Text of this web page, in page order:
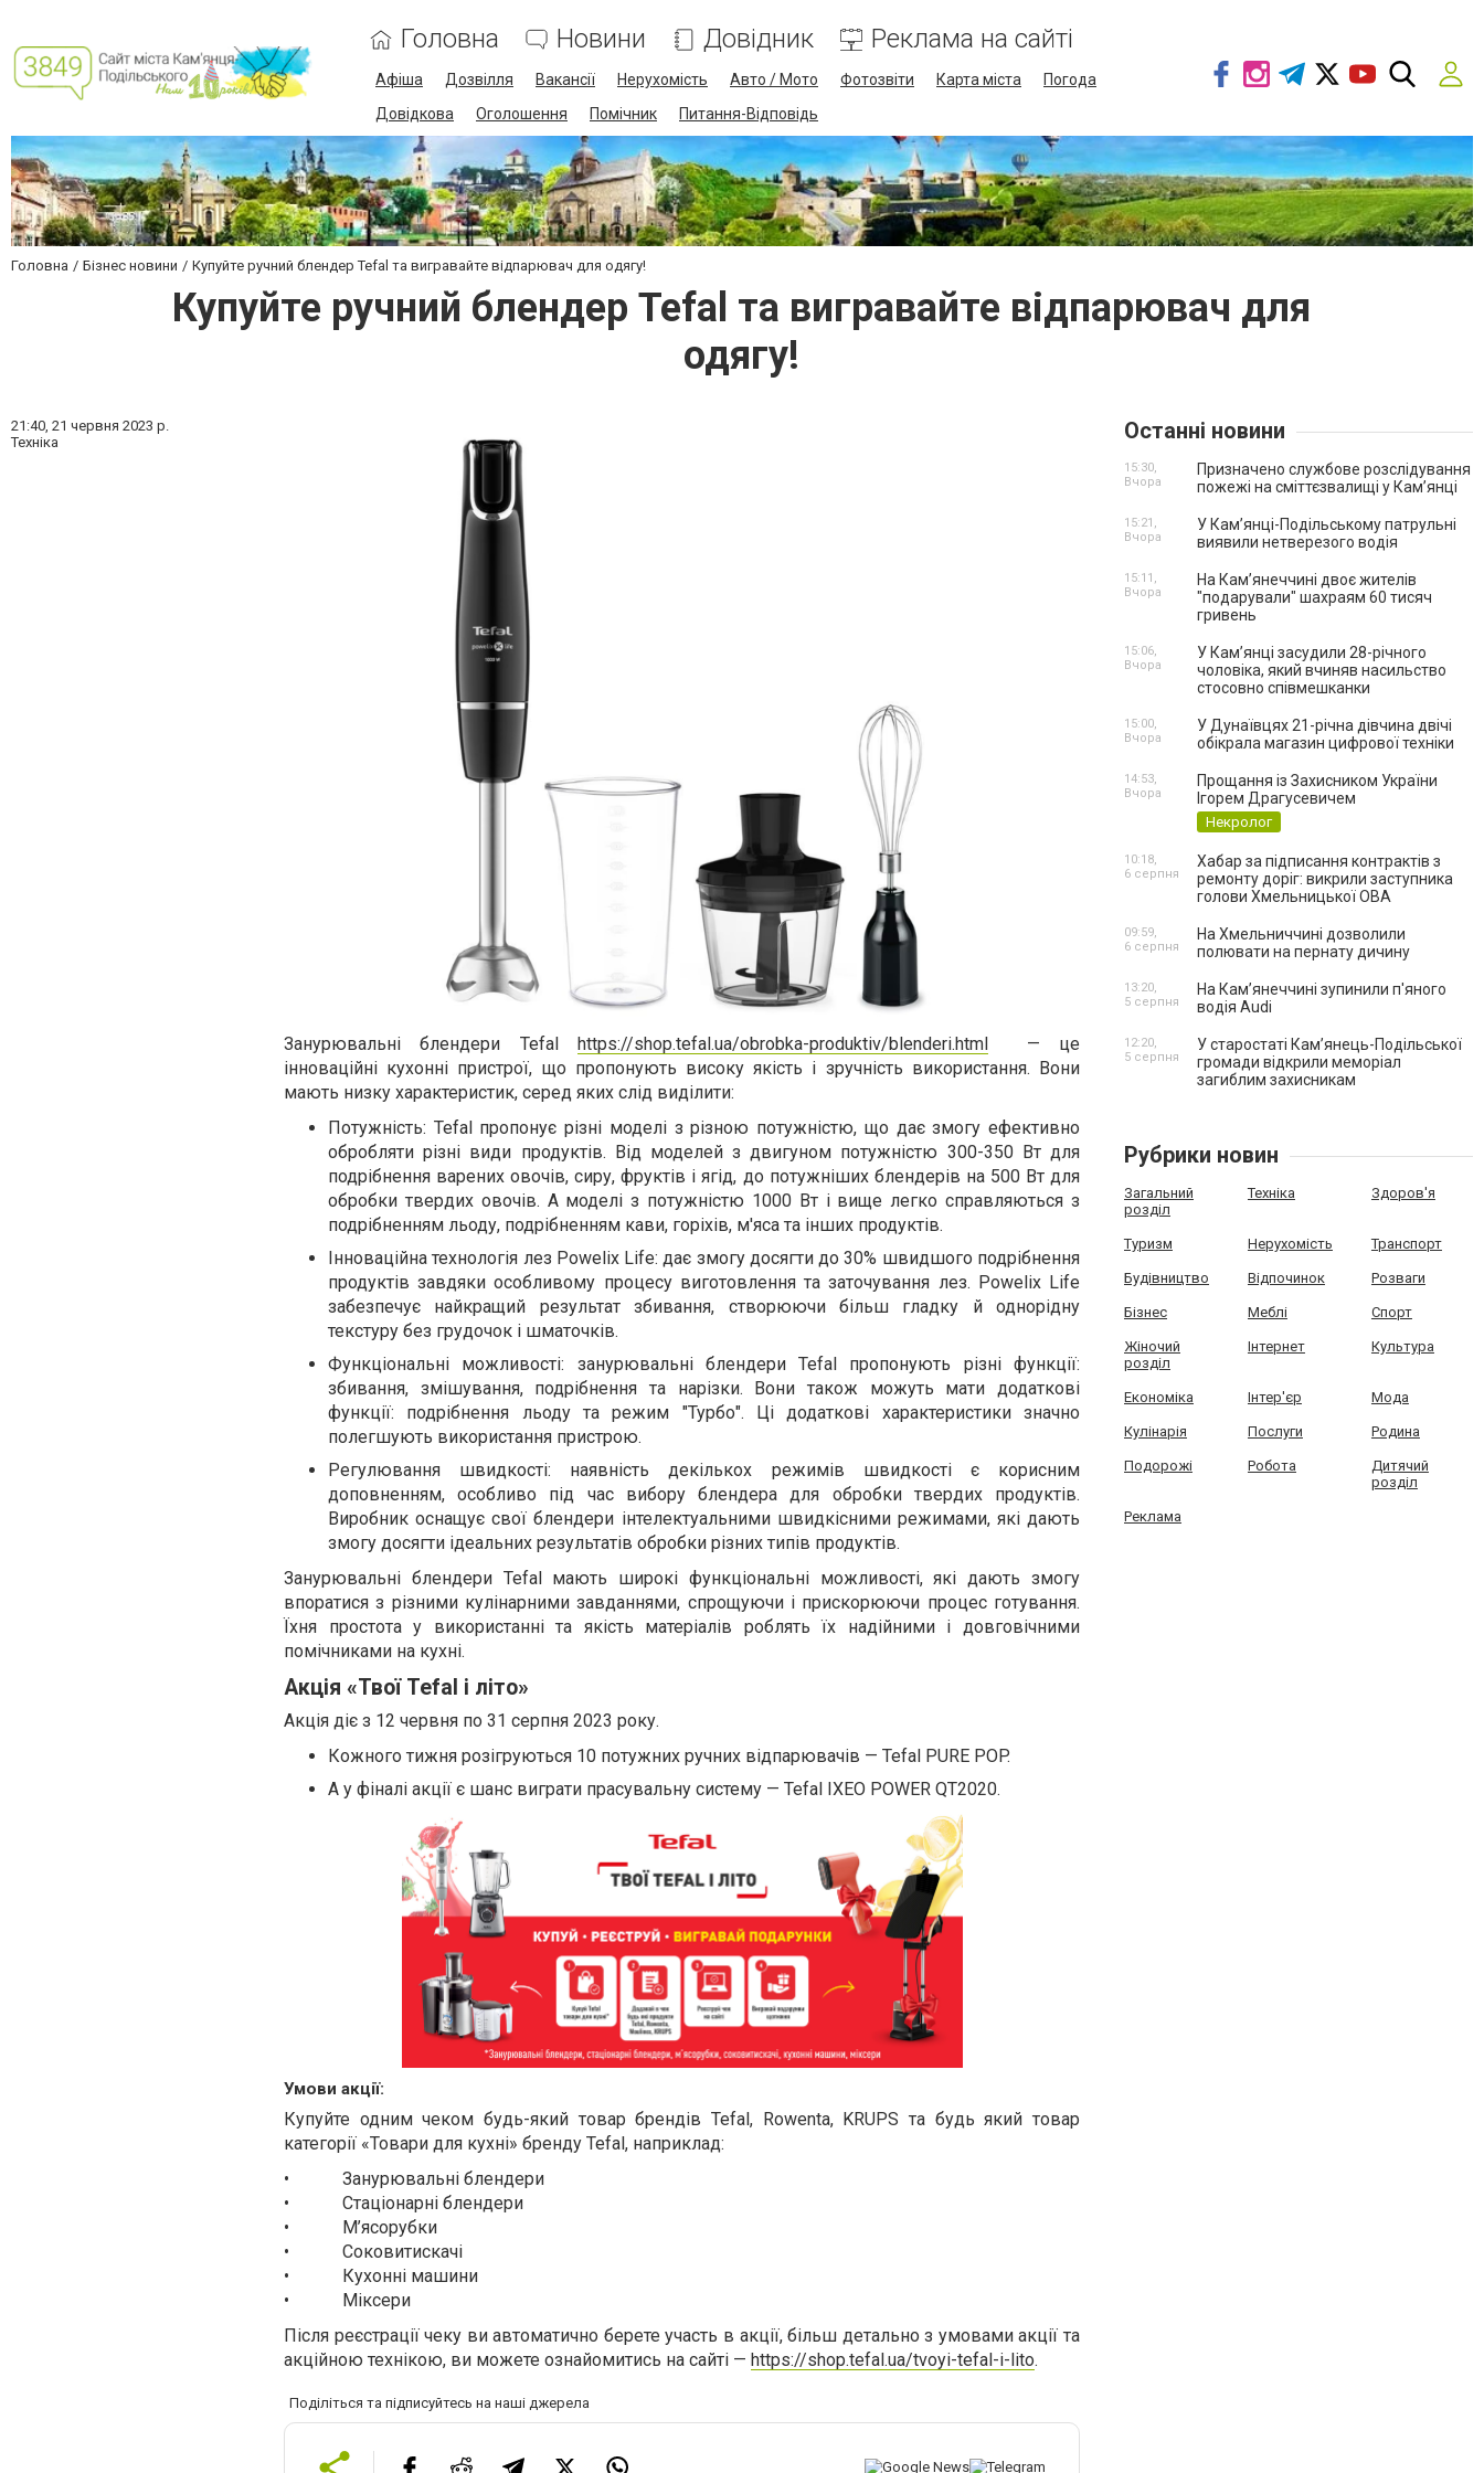
Головна Новини Довідник Реклама на сайті
Афіша Дозвілля Вакансії Нерухомість Авто / Мото Фотозвіти Карта міста
Погода
Довідкова
Оголошення Помічник Питання-Відповідь
Головна Бізнес новини Купуйте ручний блендер Tefal та вигравайте відпарювач для одягу!
Купуйте ручний блендер Tefal та вигравайте відпарювач для
одягу!
21:40, 21 червня 2023 р.
Техніка
Занурювальні блендери Tefal https://shop.tefal.ua/obrobka-produktiv/blenderi.html — це
інноваційні кухонні пристрої, що пропонують високу якість і зручність використання. Вони
мають низку характеристик, серед яких слід виділити:
Потужність: Tefal пропонує різні моделі з різною потужністю, що дає змогу ефективно
обробляти різні види продуктів. Від моделей з двигуном потужністю 300-350 Вт для
подрібнення варених овочів, сиру, фруктів і ягід, до потужніших блендерів на 500 Вт для
обробки твердих овочів. А моделі з потужністю 1000 Вт і вище легко справляються з
подрібненням льоду, подрібненням кави, горіхів, м'яса та інших продуктів.
Інноваційна технологія лез Powelix Life: дає змогу досягти до 30% швидшого подрібнення
продуктів завдяки особливому процесу виготовлення та заточування лез. Powelix Life
забезпечує найкращий результат збивання, створюючи більш гладку й однорідну
текстуру без грудочок і шматочків.
Функціональні можливості: занурювальні блендери Tefal пропонують різні функції:
збивання, змішування, подрібнення та нарізки. Вони також можуть мати додаткові
функції: подрібнення льоду та режим "Турбо". Ці додаткові характеристики значно
полегшують використання пристрою.
Регулювання швидкості: наявність декількох режимів швидкості є корисним
доповненням, особливо під час вибору блендера для обробки твердих продуктів.
Виробник оснащує свої блендери інтелектуальними швидкісними режимами, які дають
змогу досягти ідеальних результатів обробки різних типів продуктів.
Занурювальні блендери Tefal мають широкі функціональні можливості, які дають змогу
впоратися з різними кулінарними завданнями, спрощуючи і прискорюючи процес готування.
Їхня простота у використанні та якість матеріалів роблять їх надійними і довговічними
помічниками на кухні.
Акція «Твої Tefal і літо»
Акція діє з 12 червня по 31 серпня 2023 року.
Кожного тижня розігруються 10 потужних ручних відпарювачів — Tefal PURE POP.
А у фіналі акції є шанс виграти прасувальну систему — Tefal IXEO POWER QT2020.
Умови акції:
Купуйте одним чеком будь-який товар брендів Tefal, Rowenta, KRUPS та будь який товар
категорії «Товари для кухні» бренду Tefal, наприклад:
• Занурювальні блендери
• Стаціонарні блендери
• М’ясорубки
• Соковитискачі
• Кухонні машини
• Міксери
Після реєстрації чеку ви автоматично берете участь в акції, більш детально з умовами акції та
акційною технікою, ви можете ознайомитись на сайті — https://shop.tefal.ua/tvoyi-tefal-i-lito.
Поділіться та підписуйтесь на наші джерела
Останні новини
Призначено службове розслідування
пожежі на сміттєзвалищі у Кам’янці
15:30,
Вчора
У Кам’янці-Подільському патрульні
виявили нетверезого водія
15:21,
Вчора
На Камʼянеччині двоє жителів
"подарували" шахраям 60 тисяч
гривень
15:11,
Вчора
У Камʼянці засудили 28-річного
чоловіка, який вчиняв насильство
стосовно співмешканки
15:06,
Вчора
У Дунаївцях 21-річна дівчина двічі
обікрала магазин цифрової техніки
15:00,
Вчора
Прощання із Захисником України
Ігорем Драгусевичем
Некролог
14:53,
Вчора
Хабар за підписання контрактів з
ремонту доріг: викрили заступника
голови Хмельницької ОВА
10:18,
6 серпня
На Хмельниччині дозволили
полювати на пернату дичину
09:59,
6 серпня
На Камʼянеччині зупинили п'яного
водія Audi
13:20,
5 серпня
У старостаті Кам’янець-Подільської
громади відкрили меморіал
загиблим захисникам
12:20,
5 серпня
Рубрики новин
Загальний
розділ
Техніка Здоров'я
Туризм Нерухомість Транспорт
Будівництво Відпочинок Розваги
Бізнес Меблі Спорт
Жіночий
розділ
Інтернет Культура
Економіка Інтер'єр Мода
Кулінарія Послуги Родина
Подорожі Робота
Дитячий
розділ
Реклама